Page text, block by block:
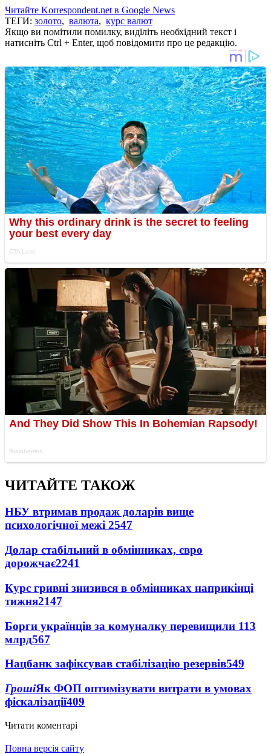
Читайте Korrespondent.net в Google News
ТЕГИ: золото, валюта, курс валют
Якщо ви помітили помилку, виділіть необхідний текст і
натисніть Ctrl + Enter, щоб повідомити про це редакцію.
ЧИТАЙТЕ ТАКОЖ
НБУ втримав продаж доларів вище
психологічної межі 2547
Долар стабільний в обмінниках, євро
дорожчає2241
Курс гривні знизився в обмінниках наприкінці
тижня2147
Борги українців за комуналку перевищили 113
млрд567
Нацбанк зафіксував стабілізацію резервів549
ГрошіЯк ФОП оптимізувати витрати в умовах
фіскалізації409
Читати коментарі
Повна версія сайту